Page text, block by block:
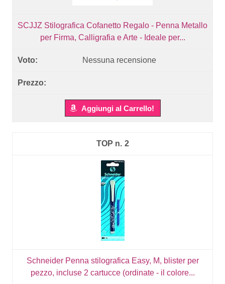
SCJJZ Stilografica Cofanetto Regalo - Penna Metallo
per Firma, Calligrafia e Arte - Ideale per...
Nessuna recensione
Aggiungi al Carrello!
2
Schneider Penna stilografica Easy, M, blister per
pezzo, incluse 2 cartucce (ordinate - il colore...